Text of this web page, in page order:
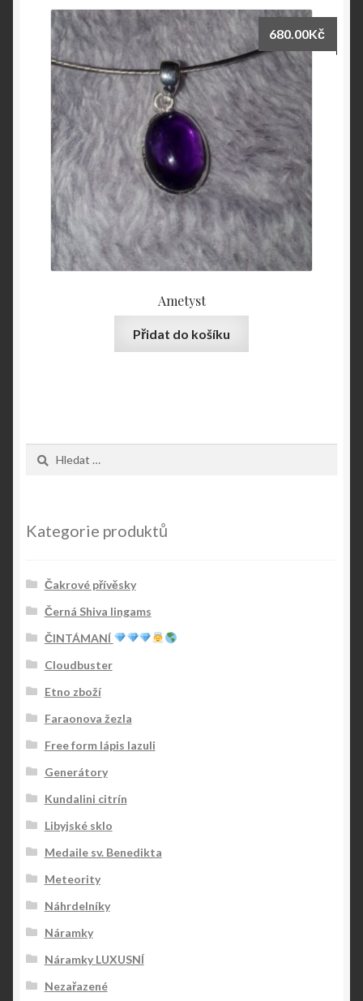
Ametyst
680.00Kč
Přidat do košíku
Kategorie produktů
Čakrové přívěsky
Černá Shiva lingams
ČINTÁMANÍ
Cloudbuster
Etno zboží
Faraonova žezla
Free form lápis lazuli
Generátory
Kundalini citrín
Libyjské sklo
Medaile sv. Benedikta
Meteority
Náhrdelníky
Náramky
Náramky LUXUSNÍ
Nezařazené